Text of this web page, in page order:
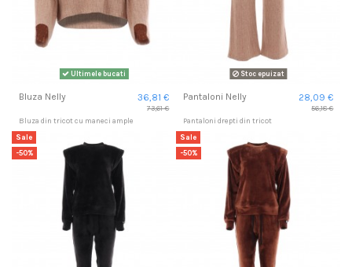
Ultimele bucati
Bluza Nelly 36,81 €
73,61 €
Bluza din tricot cu maneci ample
Stoc epuizat
Pantaloni Nelly 28,09 €
56,18 €
Pantaloni drepti din tricot
Sale
-50%
Sale
-50%